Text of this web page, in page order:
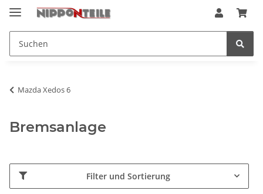
Mazda Xedos 6
Bremsanlage
Filter und Sortierung